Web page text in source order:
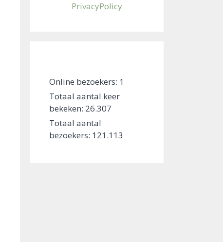
PrivacyPolicy
Online bezoekers: 1
Totaal aantal keer
bekeken: 26.307
Totaal aantal
bezoekers: 121.113